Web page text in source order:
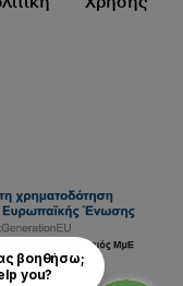
βοηθήσω;
you?